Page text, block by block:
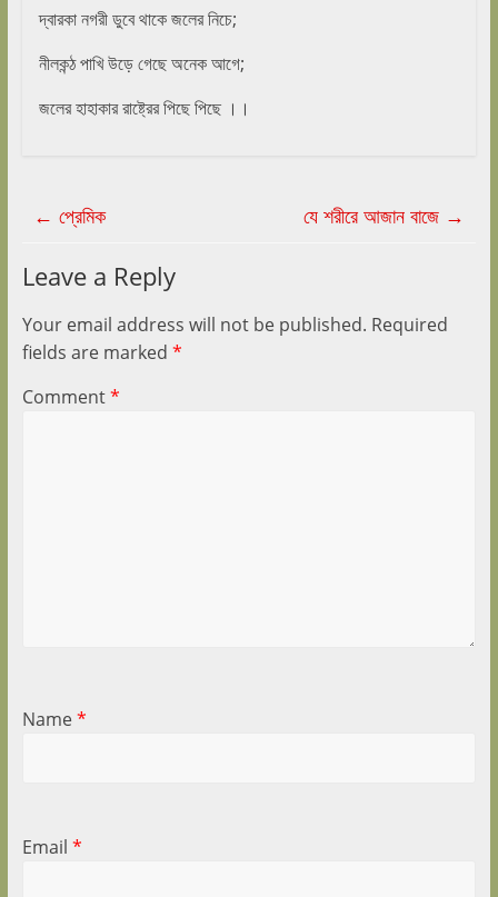
দ্বারকা নগরী ডুবে থাকে জলের নিচে;
নীলকন্ঠ পাখি উড়ে গেছে অনেক আগে;
জলের হাহাকার রাষ্ট্রের পিছে পিছে ।।
← প্রেমিক যে শরীরে আজান বাজে →
Leave a Reply
Your email address will not be published. Required
fields are marked *
Comment*
Name*
Email *